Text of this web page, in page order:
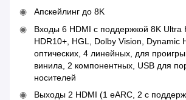
Апскейлинг до 8K
Входы 6 HDMI с поддержкой 8K Ultra
HDR10+, HGL, Dolby Vision, Dynamic
оптических, 4 линейных, для
винила, 2 компонентных, USB для
носителей
Выходы 2 HDMI (1 eARC, 2 c